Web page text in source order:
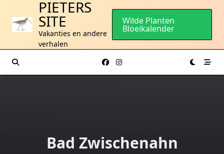
naar
PIETERS
SITE
Vakanties en andere
verhalen
Wilde Planten
Bloeikalender
Bad Zwischenahn